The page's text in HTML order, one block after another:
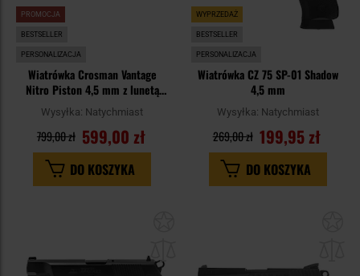
PROMOCJA
BESTSELLER
PERSONALIZACJA
Wiatrówka Crosman Vantage
Nitro Piston 4,5 mm z lunetą
Center Point 4x32
Wysyłka: Natychmiast
599,00 zł
799,00 zł
DO KOSZYKA
WYPRZEDAŻ
BESTSELLER
PERSONALIZACJA
Wiatrówka CZ 75 SP-01 Shadow
4,5 mm
Wysyłka: Natychmiast
199,95 zł
269,00 zł
DO KOSZYKA